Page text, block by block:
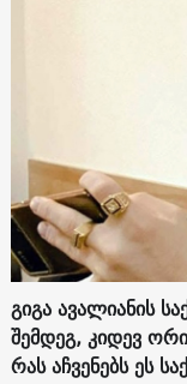
გიგა ავალიანის
შემდეგ, კიდევ
რას აჩვენებს ეს